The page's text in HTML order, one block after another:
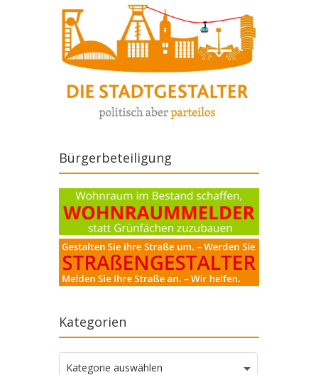
Bürgerbeteiligung
Kategorien
Kategorien
Kategorie auswählen